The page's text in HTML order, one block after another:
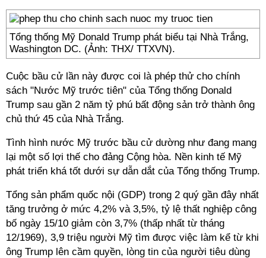
Tổng thống Mỹ Donald Trump phát biểu tại Nhà Trắng,
Washington DC. (Ảnh: THX/ TTXVN).
Cuộc bầu cử lần này được coi là phép thử cho chính
sách "Nước Mỹ trước tiên" của Tổng thống Donald
Trump sau gần 2 năm tỷ phú bất động sản trở thành ông
chủ thứ 45 của Nhà Trắng.
Tình hình nước Mỹ trước bầu cử dường như đang mang
lại một số lợi thế cho đảng Cộng hòa. Nền kinh tế Mỹ
phát triển khá tốt dưới sự dẫn dắt của Tổng thống Trump.
Tổng sản phẩm quốc nội (GDP) trong 2 quý gần đây nhất
tăng trưởng ở mức 4,2% và 3,5%, tỷ lệ thất nghiệp công
bố ngày 15/10 giảm còn 3,7% (thấp nhất từ tháng
12/1969), 3,9 triệu người Mỹ tìm được việc làm kể từ khi
ông Trump lên cầm quyền, lòng tin của người tiêu dùng